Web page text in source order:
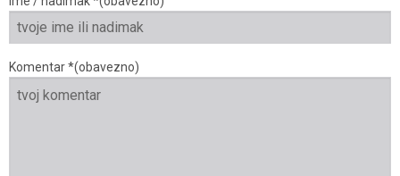
Komentar *(obavezno)